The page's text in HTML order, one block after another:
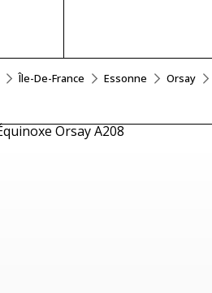
Île-De-France Essonne Orsay